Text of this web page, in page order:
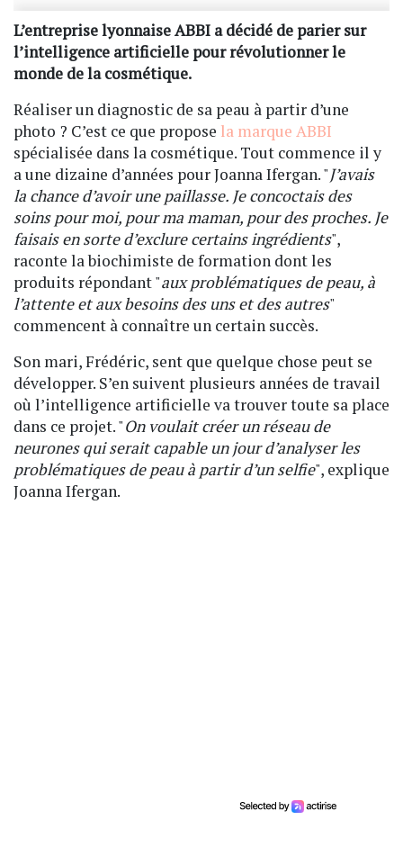
L’entreprise lyonnaise ABBI a décidé de parier sur
l’intelligence artificielle pour révolutionner le
monde de la cosmétique.
Réaliser un diagnostic de sa peau à partir d’une
photo ? C’est ce que propose la marque ABBI
spécialisée dans la cosmétique. Tout commence il y
a une dizaine d’années pour Joanna Ifergan. "J’avais
la chance d’avoir une paillasse. Je concoctais des
soins pour moi, pour ma maman, pour des proches. Je
faisais en sorte d’exclure certains ingrédients",
raconte la biochimiste de formation dont les
produits répondant "aux problématiques de peau, à
l’attente et aux besoins des uns et des autres"
commencent à connaître un certain succès.
Son mari, Frédéric, sent que quelque chose peut se
développer. S’en suivent plusieurs années de travail
où l’intelligence artificielle va trouver toute sa place
dans ce projet. "On voulait créer un réseau de
neurones qui serait capable un jour d’analyser les
problématiques de peau à partir d’un selfie", explique
Joanna Ifergan.